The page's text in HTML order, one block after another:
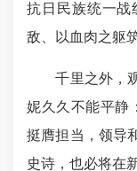
抗日民族统一战
敌、以血肉之躯
千里之外，观
妮久久不能平静
挺膺担当，领导
史诗，也必将在